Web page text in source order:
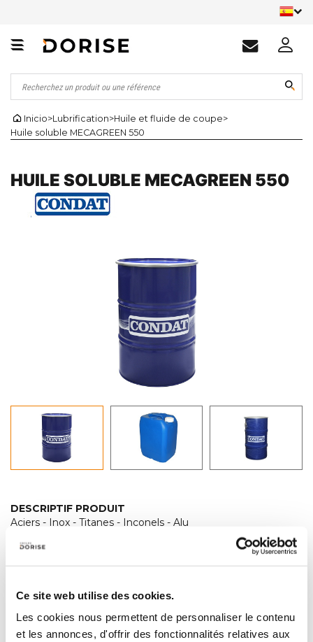
Ce site web utilise des cookies.
Les cookies nous permettent de personnaliser le contenu
et les annonces, d'offrir des fonctionnalités relatives aux
Inicio>Lubrification>Huile et fluide de coupe>
Huile soluble MECAGREEN 550
HUILE SOLUBLE MECAGREEN 550
DESCRIPTIF PRODUIT
Aciers - Inox - Titanes - Inconels - Alu
A base 100 % d'huiles végétales estérifiées
(bactéries, levures, moisissures)
Absence d'odeur, évite le moussage
• Biocides en conformité à la directive europ. 98/8/CE.
Sans bactéricide libérateur de formaldéhyde